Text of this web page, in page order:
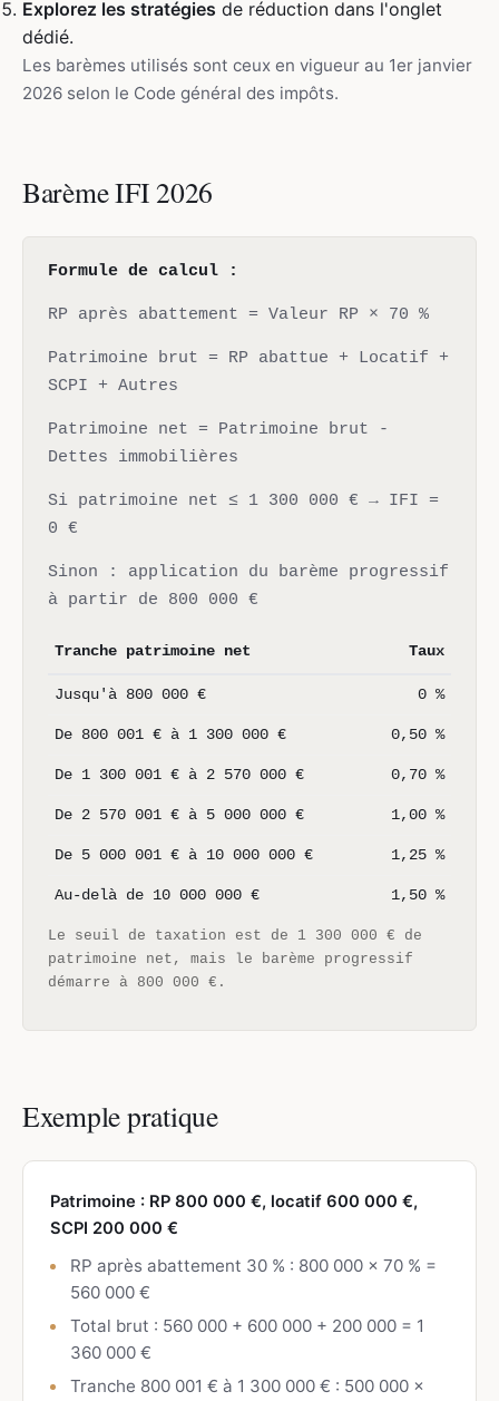
Explorez les stratégies de réduction dans l'onglet
dédié.
Les barèmes utilisés sont ceux en vigueur au 1er janvier
2026 selon le Code général des impôts.
Barème IFI 2026
Formule de calcul :
RP après abattement = Valeur RP × 70 %
Patrimoine brut = RP abattue + Locatif +
SCPI + Autres
Patrimoine net = Patrimoine brut -
Dettes immobilières
Si patrimoine net ≤ 1 300 000 € → IFI =
0 €
Sinon : application du barème progressif
à partir de 800 000 €
Tranche patrimoine net Taux
Jusqu'à 800 000 € 0 %
De 800 001 € à 1 300 000 € 0,50 %
De 1 300 001 € à 2 570 000 € 0,70 %
De 2 570 001 € à 5 000 000 € 1,00 %
De 5 000 001 € à 10 000 000 € 1,25 %
Au-delà de 10 000 000 € 1,50 %
Le seuil de taxation est de 1 300 000 € de
patrimoine net, mais le barème progressif
démarre à 800 000 €.
Exemple pratique
Patrimoine : RP 800 000 €, locatif 600 000 €,
SCPI 200 000 €
RP après abattement 30 % : 800 000 × 70 % =
560 000 €
Total brut : 560 000 + 600 000 + 200 000 = 1
360 000 €
Tranche 800 001 € à 1 300 000 € : 500 000 ×